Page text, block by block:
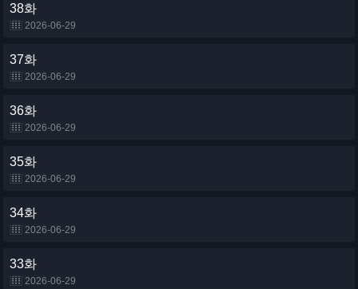
38화
2026-06-29
37화
2026-06-29
36화
2026-06-29
35화
2026-06-29
34화
2026-06-29
33화
2026-06-29